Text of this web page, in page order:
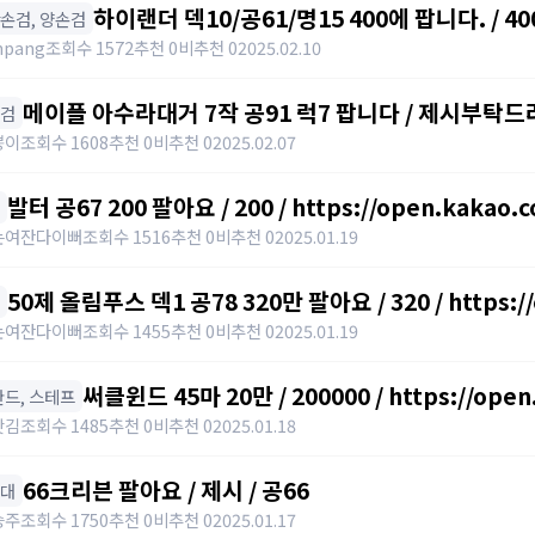
검, 양손검 하이랜더 덱10/공61/명15 400에 팝니다. /
조회수 1572추천 0비추천 02025.02.10
메이플 아수라대거 7작 공91 럭7 팝니다 / 제시부탁
조회수 1608추천 0비추천 02025.02.07
발터 공67 200 팔아요 / 200 / https://
잔다이뻐조회수 1516추천 0비추천 02025.01.19
50제 올림푸스 덱1 공78 320만 팔아요 / 320 /
잔다이뻐조회수 1455추천 0비추천 02025.01.19
드, 스테프 써클윈드 45마 20만 / 200000 / https://
조회수 1485추천 0비추천 02025.01.18
66크리븐 팔아요 / 제시 / 공66
주조회수 1750추천 0비추천 02025.01.17